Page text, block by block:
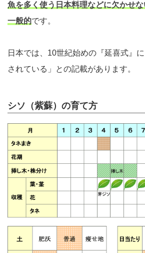
魚を多く使う日本料理などに欠かせ
一般的です。
日本では、10世紀始めの『延喜式』
されている」との記載があります。
シソ（紫蘇）の育て方